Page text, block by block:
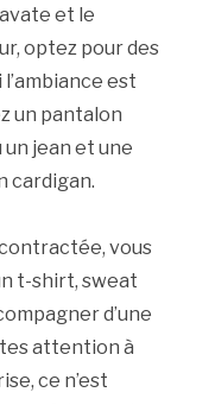
et le
optez pour des
est
un pantalon
jean et une
cardigan.
vous
t-shirt, sweat
d’une
attention à
ce n’est